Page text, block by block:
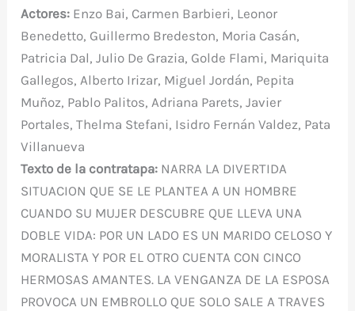
Actores: Enzo Bai, Carmen Barbieri, Leonor
Benedetto, Guillermo Bredeston, Moria Casán,
Patricia Dal, Julio De Grazia, Golde Flami, Mariquita
Gallegos, Alberto Irizar, Miguel Jordán, Pepita
Muñoz, Pablo Palitos, Adriana Parets, Javier
Portales, Thelma Stefani, Isidro Fernán Valdez, Pata
Villanueva
Texto de la contratapa: NARRA LA DIVERTIDA
SITUACION QUE SE LE PLANTEA A UN HOMBRE
CUANDO SU MUJER DESCUBRE QUE LLEVA UNA
DOBLE VIDA: POR UN LADO ES UN MARIDO CELOSO Y
MORALISTA Y POR EL OTRO CUENTA CON CINCO
HERMOSAS AMANTES. LA VENGANZA DE LA ESPOSA
PROVOCA UN EMBROLLO QUE SOLO SALE A TRAVES